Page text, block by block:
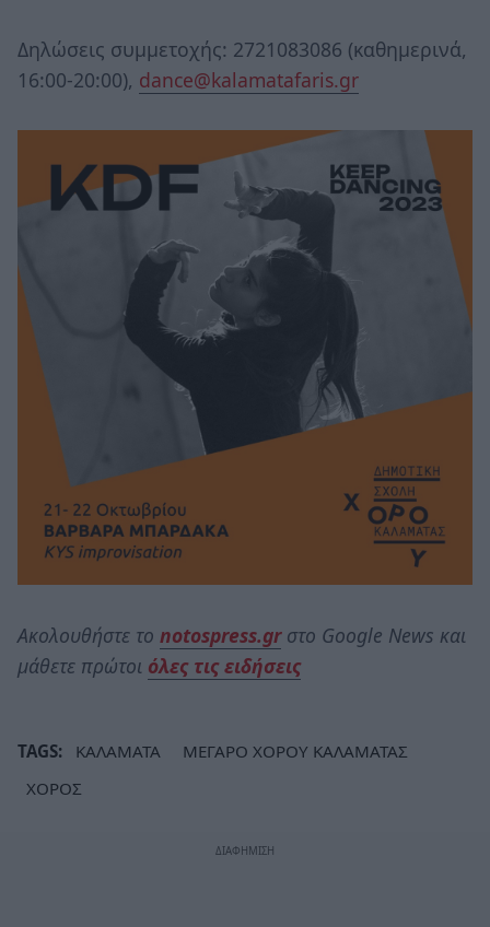
Δηλώσεις συμμετοχής: 2721083086 (καθημερινά,
16:00-20:00), dance@kalamatafaris.gr
Ακολουθήστε το notospress.grστο Google News και
μάθετε πρώτοι όλες τις ειδήσεις
TAGS: ΚΑΛΑΜΑΤΑ
ΜΕΓΑΡΟ ΧΟΡΟΥ ΚΑΛΑΜΑΤΑΣ
ΧΟΡΟΣ